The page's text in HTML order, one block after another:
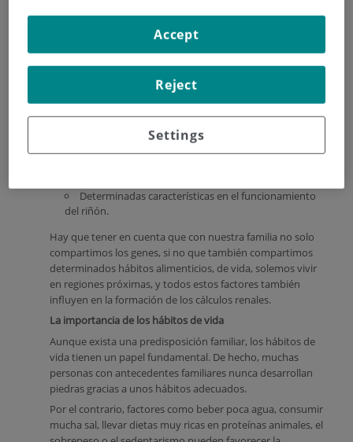
que en algunas familias es más frecuente que aparezcan
cálculos renales porque se comparten ciertas características
metabólicas.
Entre los factores que pueden heredarse se encuentran:
Alteraciones en el metabolismo del ácido úrico.
Determinadas características en el funcionamiento
del riñón.
Hay que tener en cuenta que con nuestra familia no solo
compartimos los genes, si no que también compartimos
determinados hábitos alimenticios, de vida, solemos vivir
en regiones próximas, y todos estos factores también
influyen en la formación de los cálculos renales.
La importancia de los hábitos de vida
Aunque exista una predisposición familiar, los hábitos de
vida tienen un papel fundamental. De hecho, muchas
personas con antecedentes familiares nunca desarrollan
piedras gracias a unos hábitos adecuados.
Por el contrario, factores como beber poca agua, consumir
mucha sal, llevar dietas muy ricas en proteínas animales, el
Settings
Reject
Accept